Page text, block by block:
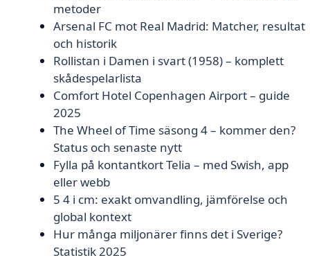
metoder
Arsenal FC mot Real Madrid: Matcher, resultat
och historik
Rollistan i Damen i svart (1958) – komplett
skådespelarlista
Comfort Hotel Copenhagen Airport – guide
2025
The Wheel of Time säsong 4 – kommer den?
Status och senaste nytt
Fylla på kontantkort Telia – med Swish, app
eller webb
5 4 i cm: exakt omvandling, jämförelse och
global kontext
Hur många miljonärer finns det i Sverige?
Statistik 2025